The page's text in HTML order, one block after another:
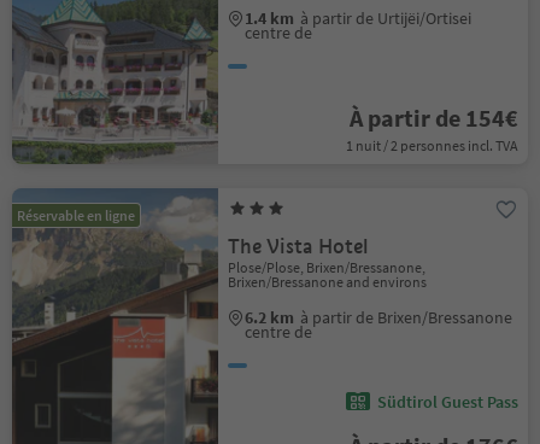
1.4 km à partir de Urtijëi/Ortisei
centre de
À partir de 154€
1 nuit / 2 personnes incl. TVA
Réservable en ligne
The Vista Hotel
Plose/Plose, Brixen/Bressanone,
Brixen/Bressanone and environs
6.2 km à partir de Brixen/Bressanone
centre de
Südtirol Guest Pass